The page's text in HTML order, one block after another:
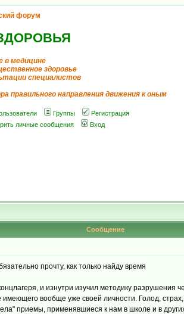
форум
в медицине
здоровье
специалистов
правильного направления движения к оным
Группы
Регистрация
личные сообщения Вход
Сообщение
прочту, как только найду время
и изнутри изучил методику
вообще уже своей личности. Голод,
приемы, применявшиеся к нам в школе и в